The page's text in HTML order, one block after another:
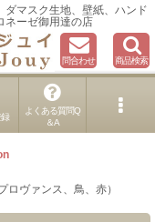
ダマスク生地、壁紙、ハンド
ネーゼ御用達の店
問合わせ 商品検索
よくある質問Q
＆A
ロヴァンス、鳥、赤）